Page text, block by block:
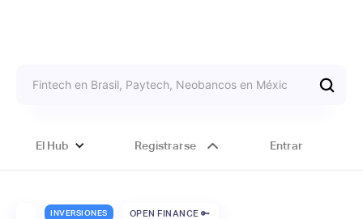
El Hub Registrarse Entrar
INVERSIONES OPEN FINANCE 🔑